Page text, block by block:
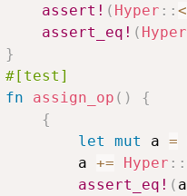
assert! ( Hyper :: <
assert_eq! ( Hyper
}
#[test]
fn
assign_op ( )
{
{
let
mut a =
a
+= Hyper ::
assert_eq! ( a